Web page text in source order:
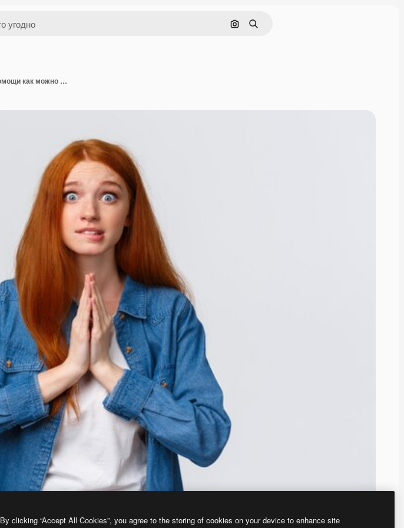
Поиск по изображению
Поиск
Портрет талии нервный рыжий студентка нуждается в помощи как можно скорее, держась за руки вместе в груди в молитве, улыбаясь обеспокоенным и нетерпеливым взглядом, умоляя, прося милости
By clicking “Accept All Cookies”, you agree to the storing of cookies on your device to enhance site